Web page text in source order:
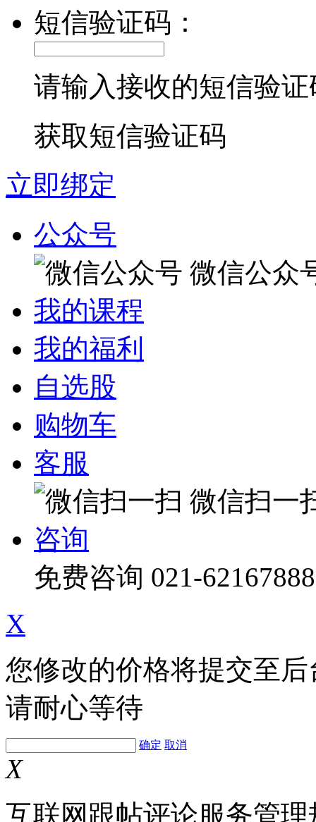
短信验证码：
请输入接收的短信验证
获取短信验证码
立即绑定
公众号
微信公众
我的课程
我的福利
自选股
购物车
客服
微信扫一
咨询
免费咨询 021-62167888
X
您修改的价格将提交至
请耐心等待
确定 取消
X
互联网跟帖评论服务管理